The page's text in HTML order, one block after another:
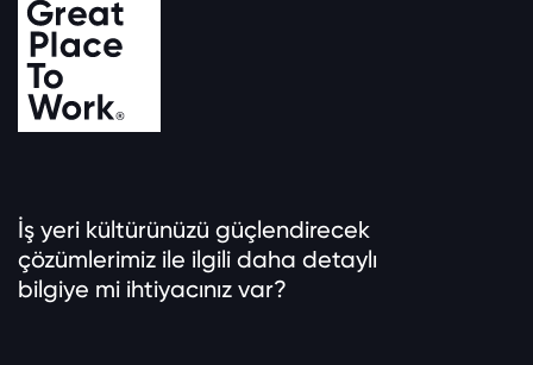
İş yeri kültürünüzü güçlendirecek
çözümlerimiz ile ilgili daha detaylı
bilgiye mi ihtiyacınız var?